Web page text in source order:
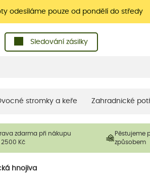
odesíláme pouze od pondělí do středy
Sledování zásilky
stromky a keře Zahradnické
zdarma při nákupu
Kč
Pěstujeme
způsobem
hnojiva